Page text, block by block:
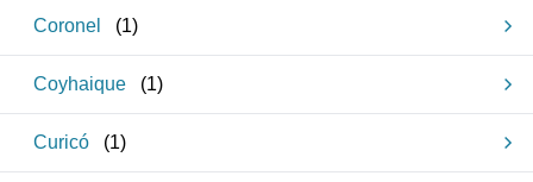
Coronel (1)
Coyhaique (1)
Curicó (1)